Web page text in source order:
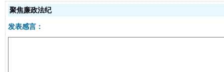
聚焦廉政法纪
发表感言：